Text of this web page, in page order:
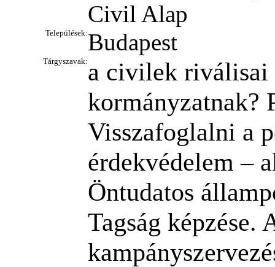
Civil Alap
Települések:Budapest
Tárgyszavak:a civilek riválisai
Visszafoglalni a
érdekvédelem –
Öntudatos
Tagság képzése.